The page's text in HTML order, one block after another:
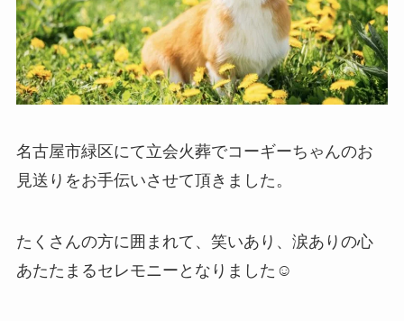
名古屋市緑区にて立会火葬でコーギーちゃんのお
見送りをお手伝いさせて頂きました。
たくさんの方に囲まれて、笑いあり、涙ありの心
あたたまるセレモニーとなりました☺️